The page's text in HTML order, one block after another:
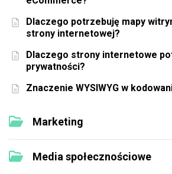
Dlaczego potrzebuję mapy
strony internetowej?
Dlaczego strony internetowe
prywatności?
Znaczenie WYSIWYG w
Marketing
Media społecznościowe